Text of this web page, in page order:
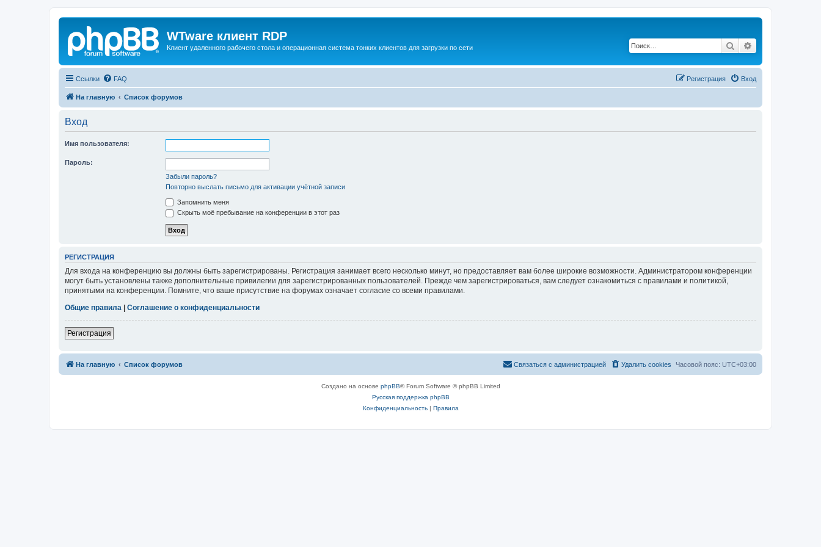
WTware клиент RDP
Клиент удаленного рабочего стола и операционная система тонких клиентов для загрузки по сети Поиск
Ссылки FAQ Вход
Регистрация
На главную Список форумов
Вход
Имя пользователя:
Пароль:
Забыли пароль?
Повторно выслать письмо для активации учётной записи
Запомнить меня
Скрыть моё пребывание на конференции в этот раз
РЕГИСТРАЦИЯ
Для входа на конференцию вы должны быть зарегистрированы. Регистрация занимает всего несколько минут, но предоставляет вам более широкие возможности. Администратором конференции
могут быть установлены также дополнительные привилегии для зарегистрированных пользователей. Прежде чем зарегистрироваться, вам следует ознакомиться с правилами и политикой,
принятыми на конференции. Помните, что ваше присутствие на форумах означает согласие со всеми правилами.
Общие правила
Соглашение о конфиденциальности
Регистрация
На главную Список форумов Часовой пояс: UTC+03:00
Удалить cookies
Связаться с администрацией
Создано на основе phpBB® Forum Software © phpBB Limited
Русская поддержка phpBB
Конфиденциальность| Правила